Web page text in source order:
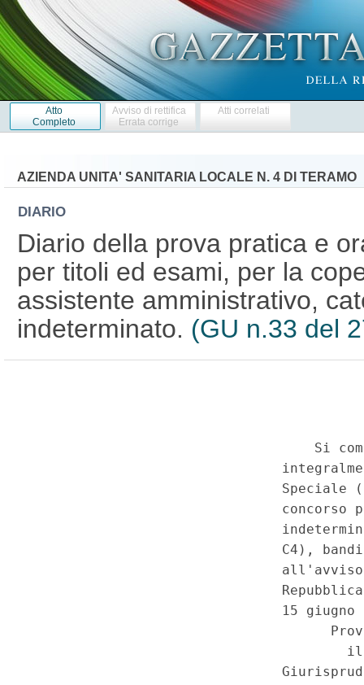
Atto
Completo
Avviso di rettifica
Errata corrige
Atti correlati
AZIENDA UNITA' SANITARIA LOCALE N. 4 DI TERAMO
DIARIO
Diario della prova pratica e
per titoli ed esami, per la
assistente amministrativo,
indeterminato. (GU n.33 del